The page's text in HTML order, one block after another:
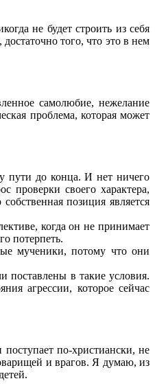
не будет строить из себя
того, что это в нем
самолюбие, нежелание
проблема, которая может
пути до конца. И нет ничего
проверки своего характера,
позиция является
когда он не принимает
потерпеть.
мученики, потому что они
поставлены в такие условия.
агрессии, которое сейчас
по-христиански, не
и врагов. Я думаю, из